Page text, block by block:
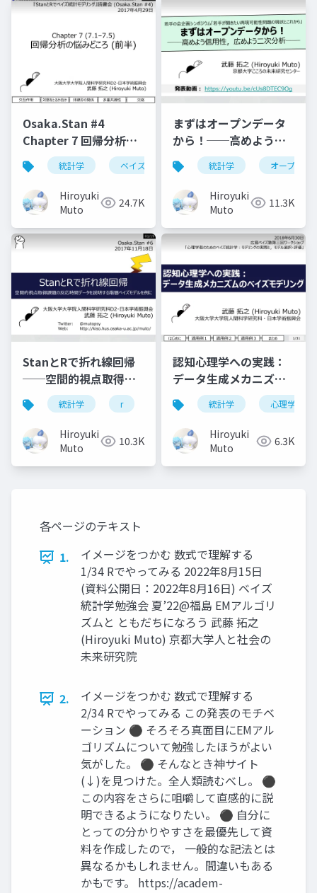
Osaka.Stan #4
Chapter 7 回帰分析の
悩みどころ (7.1–7.5)
統計学 ベイズ r stan
Hiroyuki
Muto
24.7K
まずはオープンデータ
から！──高めよう信
用性，広めよう二次分
析──
統計学 オープンサ
Hiroyuki
Muto
11.3K
StanとRで折れ線回帰
──空間的視点取得課
題の反応時間データを
説明する階層ベイズモ
デルを例に──
統計学 r stan ベイズ 心理学
Hiroyuki
Muto
10.3K
認知心理学への実践：
データ生成メカニズム
のベイズモデリング
統計学 心理学
Hiroyuki
Muto
6.3K
各ページのテキスト
1.
イメージをつかむ 数式で理解する
1/34 Rでやってみる 2022年8月15日
(資料公開日：2022年8月16日) ベイズ
統計学勉強会 夏’22@福島 EMアルゴリ
ズムと ともだちになろう 武藤 拓之
(Hiroyuki Muto) 京都大学人と社会の
未来研究院
2.
イメージをつかむ 数式で理解する
2/34 Rでやってみる この発表のモチベ
ーション ⚫ そろそろ真面目にEMアル
ゴリズムについて勉強したほうがよい
気がした。 ⚫ そんなとき神サイト
(↓)を見つけた。全人類読むべし。 ⚫
この内容をさらに咀嚼して直感的に説
明できるようになりたい。 ⚫ 自分に
とっての分かりやすさを最優先して資
料を作成したので， 一般的な記法とは
異なるかもしれません。間違いもある
かもです。 https://academ-